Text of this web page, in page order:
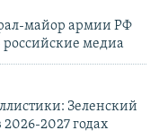
майор армии РФ
российские медиа
Зеленский
2027 годах